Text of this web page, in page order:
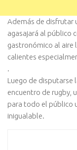
Además de disfrutar
agasajará al público
gastronómico al aire
calientes
.
Luego de disputarse
encuentro de rugby,
para todo el público
inigualable.